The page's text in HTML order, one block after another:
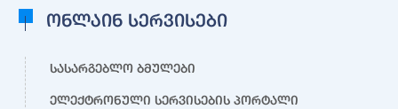
ონლაინ სერვისები
სასარგებლო ბმულები
ელექტრონული სერვისების პორტალი